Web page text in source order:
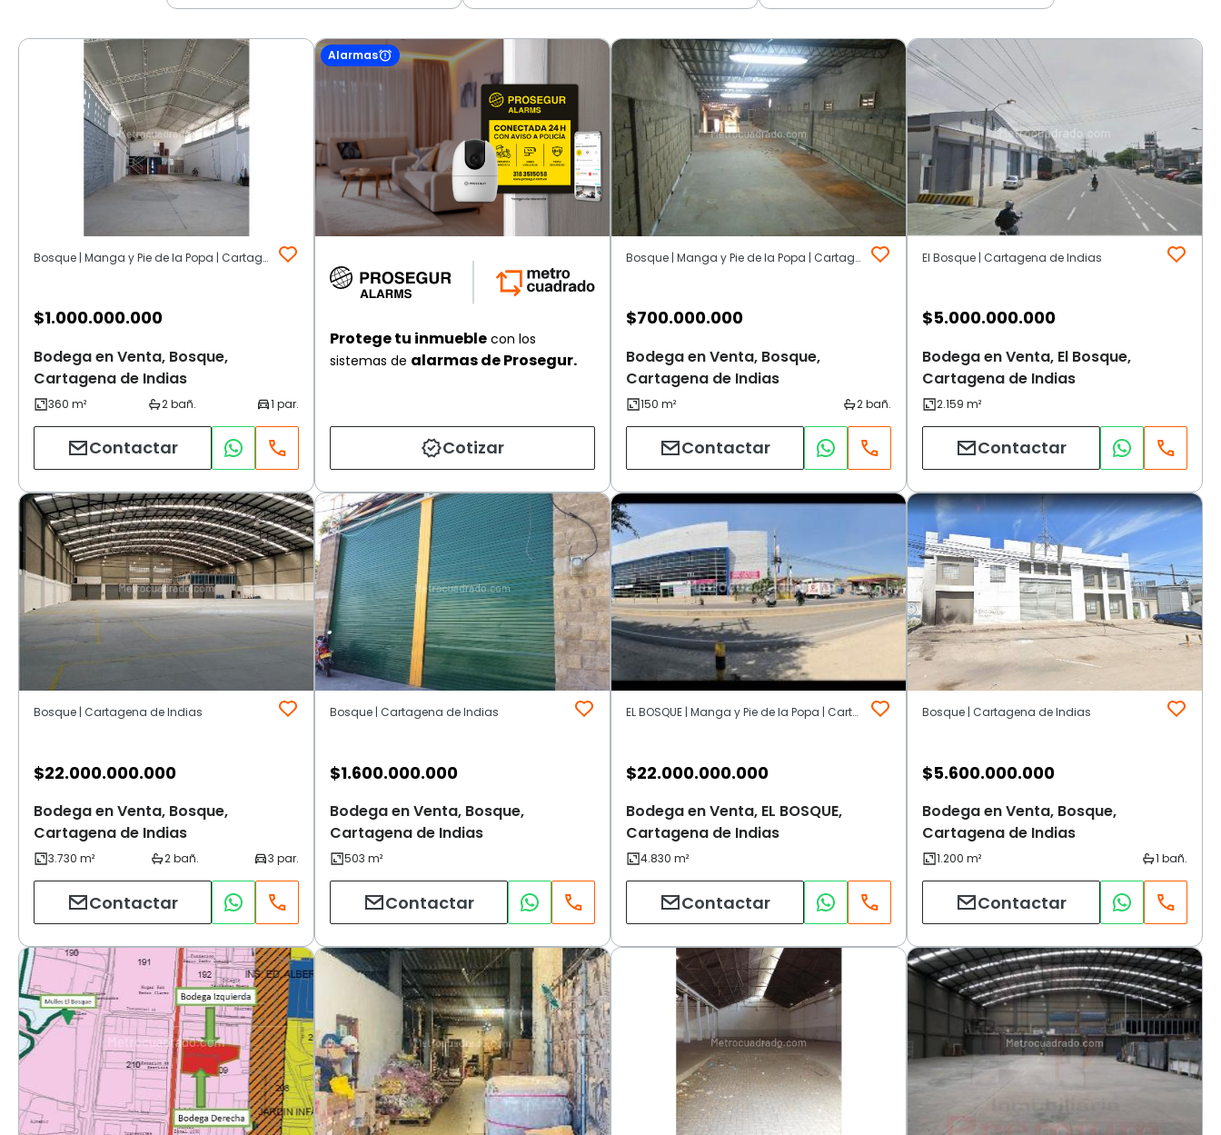
Bosque | Manga y Pie de la Popa | Cartagena de Indias
$1.000.000.000
Bodega en Venta, Bosque,
Cartagena de Indias
Contactar
Alarmas
Protege tu inmueble con los
sistemas de alarmas de Prosegur.
Cotizar
Bosque | Manga y Pie de la Popa | Cartagena de Indias
$700.000.000
Bodega en Venta, Bosque,
Cartagena de Indias
Contactar
El Bosque | Cartagena de Indias
$5.000.000.000
Bodega en Venta, El Bosque,
Cartagena de Indias
Contactar
Bosque | Cartagena de Indias
$22.000.000.000
Bodega en Venta, Bosque,
Cartagena de Indias
Contactar
Bosque | Cartagena de Indias
$1.600.000.000
Bodega en Venta, Bosque,
Cartagena de Indias
Contactar
EL BOSQUE | Manga y Pie de la Popa | Cartagena de Indias
$22.000.000.000
Bodega en Venta, EL BOSQUE,
Cartagena de Indias
Contactar
Bosque | Cartagena de Indias
$5.600.000.000
Bodega en Venta, Bosque,
Cartagena de Indias
Contactar